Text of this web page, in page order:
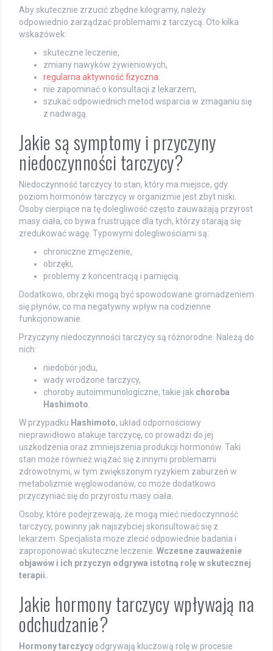
Aby skutecznie zrzucić zbędne kilogramy, należy
odpowiednio zarządzać problemami z tarczycą. Oto kilka
wskazówek:
skuteczne leczenie,
zmiany nawyków żywieniowych,
regularna aktywność fizyczna
nie zapominać o konsultacji z lekarzem,
szukać odpowiednich metod wsparcia w zmaganiu się
z nadwagą.
Jakie są symptomy i przyczyny
niedoczynności tarczycy?
Niedoczynność tarczycy to stan, który ma miejsce, gdy
poziom hormonów tarczycy w organizmie jest zbyt niski.
Osoby cierpiące na tę dolegliwość często zauważają przyrost
masy ciała, co bywa frustrujące dla tych, którzy starają się
zredukować wagę. Typowymi dolegliwościami są:
chroniczne zmęczenie,
obrzęki,
problemy z koncentracją i pamięcią.
Dodatkowo, obrzęki mogą być spowodowane gromadzeniem
się płynów, co ma negatywny wpływ na codzienne
funkcjonowanie.
Przyczyny niedoczynności tarczycy są różnorodne. Należą do
nich:
niedobór jodu,
wady wrodzone tarczycy,
choroby autoimmunologiczne, takie jak choroba
Hashimoto
W przypadku Hashimoto, układ odpornościowy
nieprawidłowo atakuje tarczycę, co prowadzi do jej
uszkodzenia oraz zmniejszenia produkcji hormonów. Taki
stan może również wiązać się z innymi problemami
zdrowotnymi, w tym zwiększonym ryzykiem zaburzeń w
metabolizmie węglowodanów, co może dodatkowo
przyczyniać się do przyrostu masy ciała.
Osoby, które podejrzewają, że mogą mieć niedoczynność
tarczycy, powinny jak najszybciej skonsultować się z
lekarzem. Specjalista może zlecić odpowiednie badania i
zaproponować skuteczne leczenie. Wczesne zauważenie
objawów i ich przyczyn odgrywa istotną rolę w skutecznej
terapii.
Jakie hormony tarczycy wpływają na
odchudzanie?
Hormony tarczycy odgrywają kluczową rolę w procesie